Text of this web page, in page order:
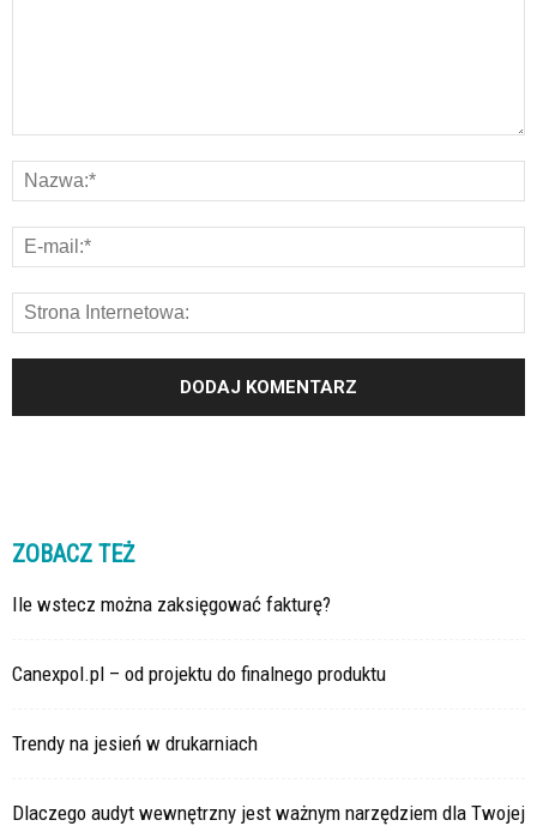
ZOBACZ TEŻ
Ile wstecz można zaksięgować fakturę?
Canexpol.pl – od projektu do finalnego produktu
Trendy na jesień w drukarniach
Dlaczego audyt wewnętrzny jest ważnym narzędziem dla Twojej